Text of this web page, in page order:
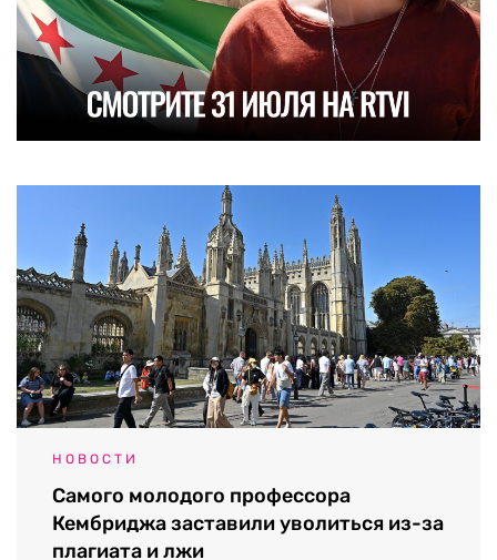
НОВОСТИ
Самого молодого профессора
Кембриджа заставили уволиться из-за
плагиата и лжи